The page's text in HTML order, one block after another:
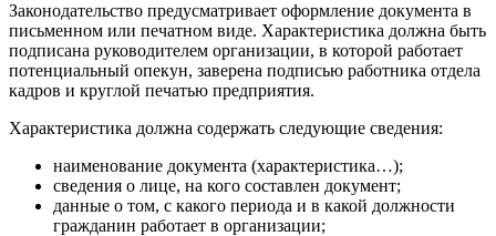
Законодательство предусматривает оформление документа в
письменном или печатном виде. Характеристика должна быть
подписана руководителем организации, в которой работает
потенциальный опекун, заверена подписью работника отдела
кадров и круглой печатью предприятия.
Характеристика должна содержать следующие сведения:
наименование документа (характеристика…);
сведения о лице, на кого составлен документ;
данные о том, с какого периода и в какой должности
гражданин работает в организации;